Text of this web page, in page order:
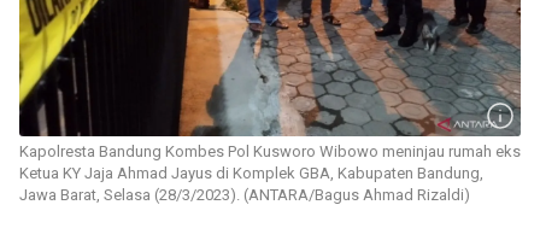
Kapolresta Bandung Kombes Pol Kusworo Wibowo meninjau rumah eks
Ketua KY Jaja Ahmad Jayus di Komplek GBA, Kabupaten Bandung,
Jawa Barat, Selasa (28/3/2023). (ANTARA/Bagus Ahmad Rizaldi)